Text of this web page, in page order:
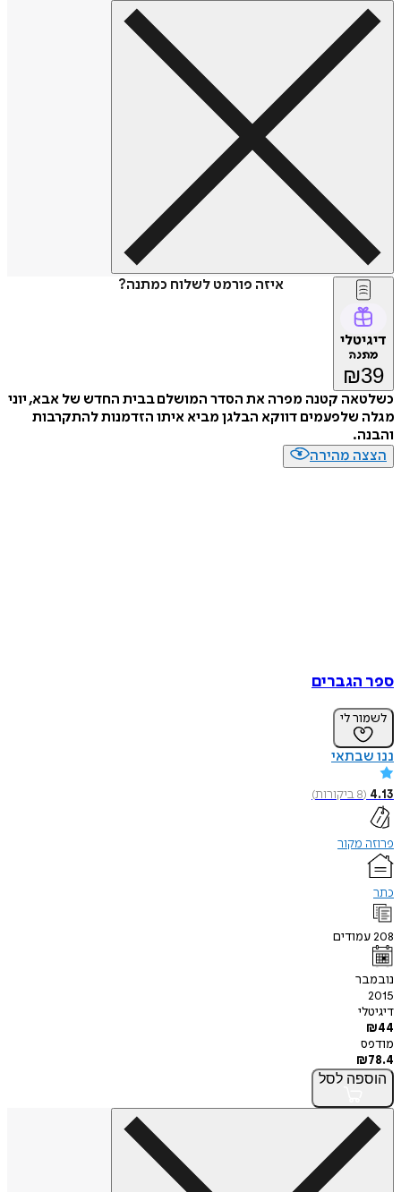
איזה פורמט לשלוח כמתנה?
דיגיטלי
מתנה
₪39
כשלטאה קטנה מפרה את הסדר המושלם בבית החדש של אבא, יוני
מגלה שלפעמים דווקא הבלגן מביא איתו הזדמנות להתקרבות
והבנה.
הצצה מהירה
ספר הגברים
לשמור לי
ננו שבתאי
4.13
(
8ביקורות)
פרוזה מקור
כתר
208עמודים
נובמבר
2015
דיגיטלי
₪44
מודפס
₪78.4
הוספה לסל